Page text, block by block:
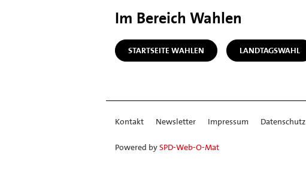
Im Bereich Wahlen
STARTSEITE WAHLEN LANDTAGSWAHL
Kontakt Newsletter Impressum Datenschutz
Powered bySPD-Web-O-Mat